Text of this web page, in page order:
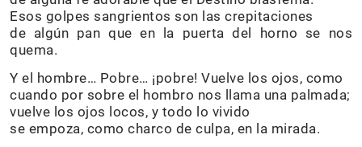
Esos golpes sangrientos son las crepitaciones
de algún pan que en la puerta del horno se nos
quema.
Y el hombre… Pobre… ¡pobre! Vuelve los ojos, como
cuando por sobre el hombro nos llama una palmada;
vuelve los ojos locos, y todo lo vivido
se empoza, como charco de culpa, en la mirada.